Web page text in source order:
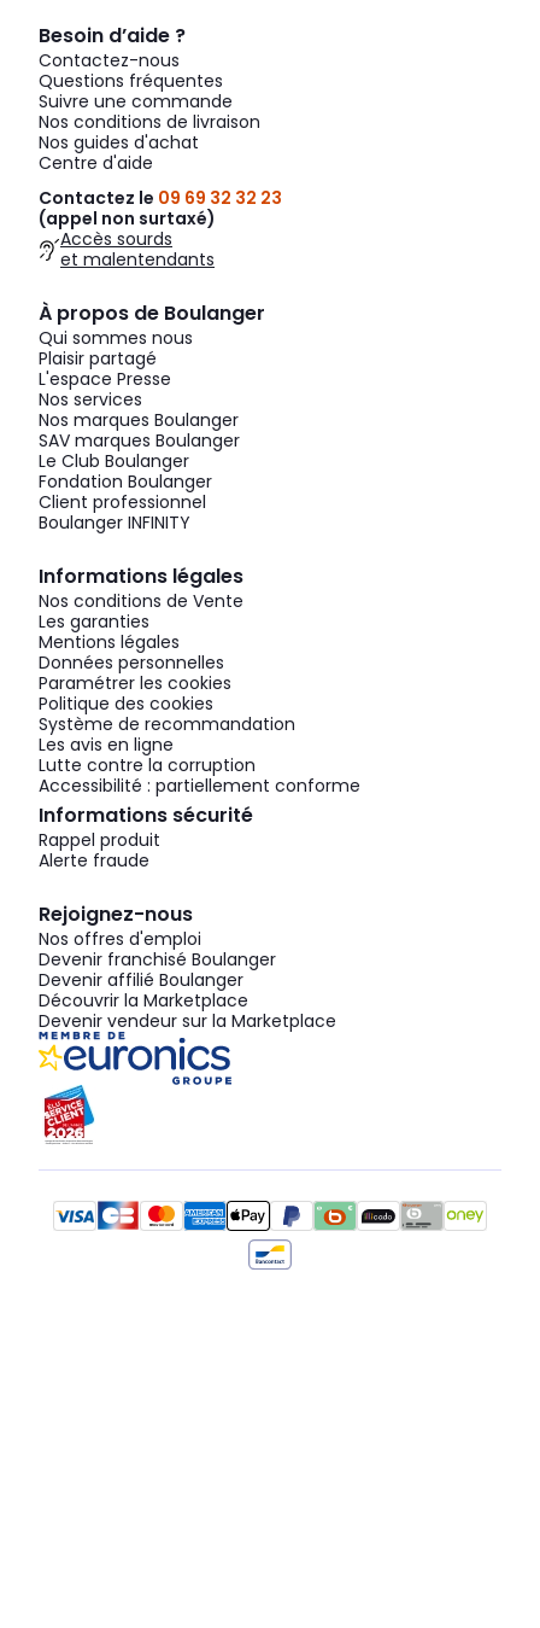
Besoin d’aide ?
Contactez-nous
Questions fréquentes
Suivre une commande
Nos conditions de livraison
Nos guides d'achat
Centre d'aide
Contactez le 09 69 32 32 23
(appel non surtaxé)
Accès sourds
et malentendants
À propos de Boulanger
Qui sommes nous
Plaisir partagé
L'espace Presse
Nos services
Nos marques Boulanger
SAV marques Boulanger
Le Club Boulanger
Fondation Boulanger
Client professionnel
Boulanger INFINITY
Informations légales
Nos conditions de Vente
Les garanties
Mentions légales
Données personnelles
Paramétrer les cookies
Politique des cookies
Système de recommandation
Les avis en ligne
Lutte contre la corruption
Accessibilité : partiellement conforme
Informations sécurité
Rappel produit
Alerte fraude
Rejoignez-nous
Nos offres d'emploi
Devenir franchisé Boulanger
Devenir affilié Boulanger
Découvrir la Marketplace
Devenir vendeur sur la Marketplace